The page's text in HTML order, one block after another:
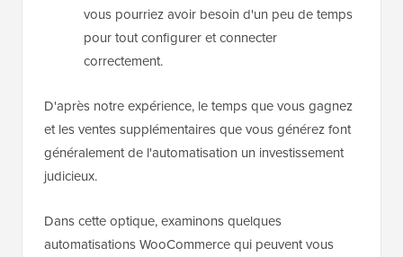
vous pourriez avoir besoin d'un peu de temps
pour tout configurer et connecter
correctement.
D'après notre expérience, le temps que vous gagnez
et les ventes supplémentaires que vous générez font
généralement de l'automatisation un investissement
judicieux.
Dans cette optique, examinons quelques
automatisations WooCommerce qui peuvent vous